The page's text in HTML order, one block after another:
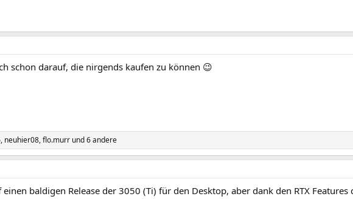
schon darauf, die nirgends kaufen zu können 😉
, neuhier08,flo.murr und 6 andere
baldigen Release der 3050 (Ti) für den Desktop, aber dank den RTX Features